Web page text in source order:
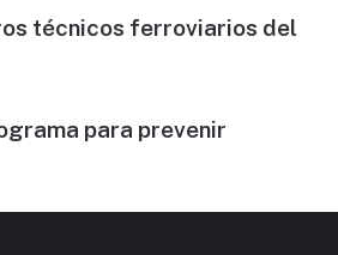
técnicos ferroviarios del
para prevenir